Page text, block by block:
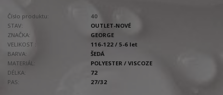
Číslo produktu:
40
STAV:
OUTLET-NOVÉ
ZNAČKA:
GEORGE
VELIKOST :
116-122 / 5-6 let
BARVA:
ŠEDÁ
MATERIÁL:
POLYESTER / VISCOZE
DÉLKA:
72
PAS:
27/32